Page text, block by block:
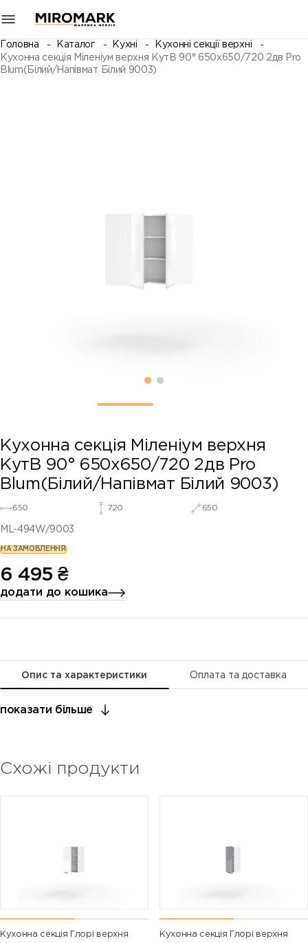
Головна Каталог Кухні
Кухонні секції верхні
Кухонна секція Міленіум верхня КутВ 90° 650х650/720 2дв Pro
Blum(Білий/Напівмат Білий 9003)
Кухонна секція Міленіум верхня
КутВ 90° 650х650/720 2дв Pro
Blum(Білий/Напівмат Білий 9003)
650 720 650
ML-494W/9003
НА ЗАМОВЛЕННЯ
6 495 ₴
додати до кошика
Опис та характеристики Оплата та доставка
показати більше
Схожі продукти
Кухонна секція Глорі верхня
Кухонна секція Глорі верхня